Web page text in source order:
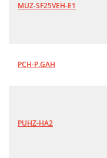
MUZ-SF25VEH-E1
PCH-P.GAH
PUHZ-HA2